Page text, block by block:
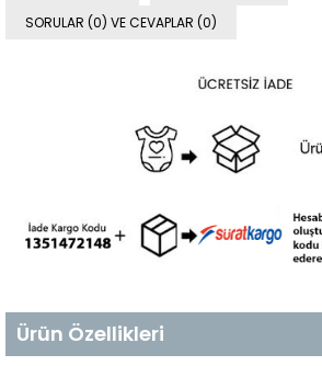
SORULAR (0) VE CEVAPLAR (0)
Ürün Özellikleri